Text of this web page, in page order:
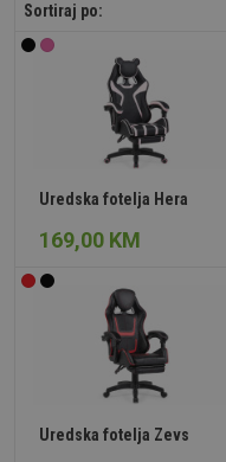
Sortiraj po:
Uredska fotelja Hera
169,00 KM
Uredska fotelja Zevs